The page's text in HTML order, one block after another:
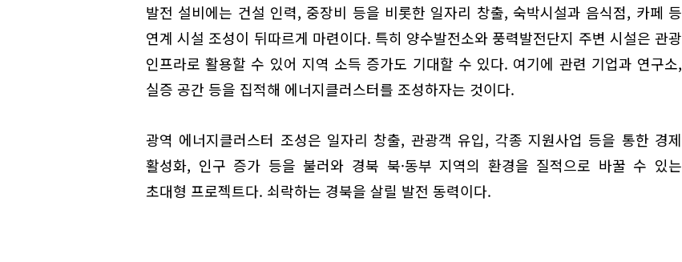
발전 설비에는 건설 인력, 중장비 등을 비롯한 일자리 창출, 숙박시설과 음식점, 카페 등
연계 시설 조성이 뒤따르게 마련이다. 특히 양수발전소와 풍력발전단지 주변 시설은 관광
인프라로 활용할 수 있어 지역 소득 증가도 기대할 수 있다. 여기에 관련 기업과 연구소,
실증 공간 등을 집적해 에너지클러스터를 조성하자는 것이다.
광역 에너지클러스터 조성은 일자리 창출, 관광객 유입, 각종 지원사업 등을 통한 경제
활성화, 인구 증가 등을 불러와 경북 북·동부 지역의 환경을 질적으로 바꿀 수 있는
초대형 프로젝트다. 쇠락하는 경북을 살릴 발전 동력이다.